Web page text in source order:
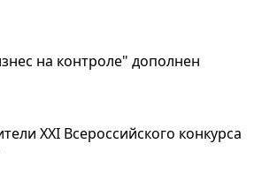
на контроле" дополнен
XXI Всероссийского конкурса